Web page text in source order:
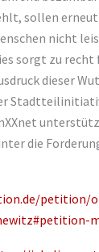
sollen erneut
nicht
sorgt zu
dieser
die
petition/